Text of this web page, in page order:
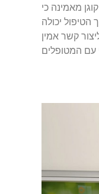
מאמינה כי
יכולה
קשר אמין